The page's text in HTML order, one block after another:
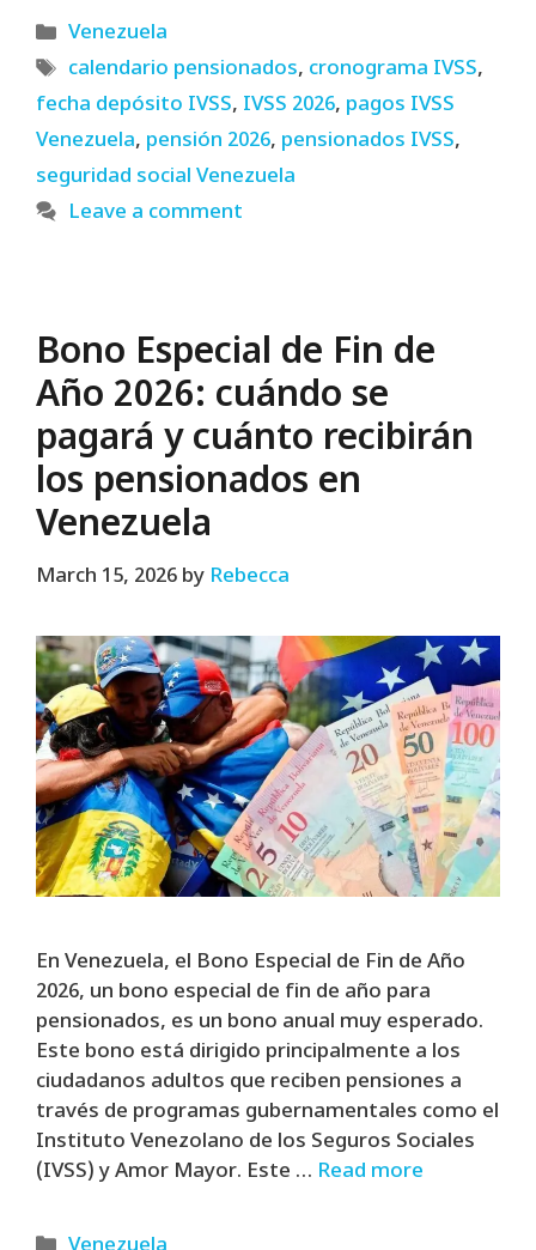
Categories
Venezuela
Tags
calendario pensionados, cronograma IVSS,
fecha depósito IVSS, IVSS 2026, pagos IVSS
Venezuela, pensión 2026, pensionados IVSS,
seguridad social Venezuela
Leave a comment
Bono Especial de Fin de
Año 2026: cuándo se
pagará y cuánto recibirán
los pensionados en
Venezuela
March 15, 2026 by Rebecca
En Venezuela, el Bono Especial de Fin de Año
2026, un bono especial de fin de año para
pensionados, es un bono anual muy esperado.
Este bono está dirigido principalmente a los
ciudadanos adultos que reciben pensiones a
través de programas gubernamentales como el
Instituto Venezolano de los Seguros Sociales
(IVSS) y Amor Mayor. Este … Read more
Categories